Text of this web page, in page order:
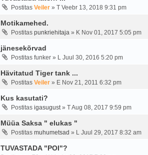
Postitas Veiler » T Veebr 13, 2018 9:31 pm
Motikamehed.
Postitas punkriehitaja » K Nov 01, 2017 5:05 pm
jänesekõrvad
Postitas funker » L Juul 30, 2016 5:20 pm
Hävitatud Tiger tank ...
Postitas Veiler » E Nov 21, 2011 6:32 pm
Kus kasutati?
Postitas igasugust» T Aug 08, 2017 9:59 pm
Müüa Saksa " elukas "
Postitas muhumetsad » L Juul 29, 2017 8:32 am
TUVASTADA "POI"?